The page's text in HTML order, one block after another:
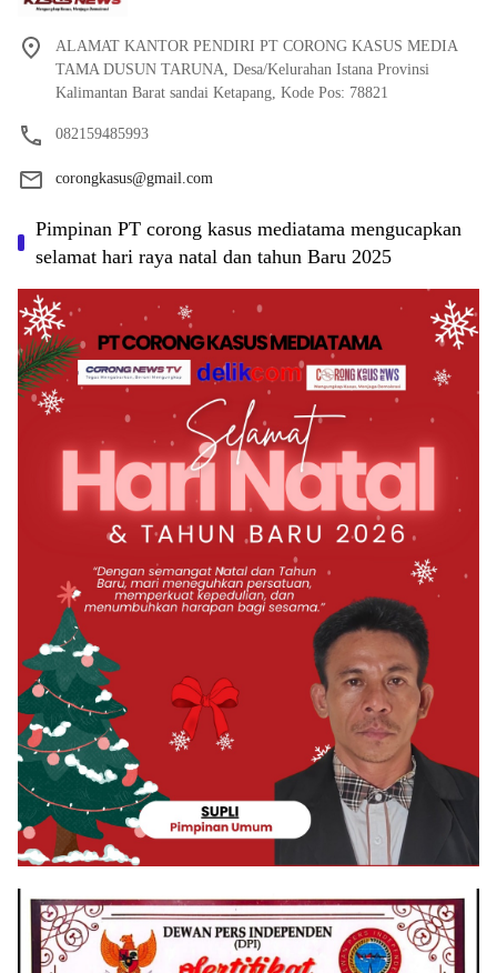
ALAMAT KANTOR PENDIRI PT CORONG KASUS MEDIA
TAMA DUSUN TARUNA, Desa/Kelurahan Istana Provinsi
Kalimantan Barat sandai Ketapang, Kode Pos: 78821
082159485993
corongkasus@gmail.com
Pimpinan PT corong kasus mediatama mengucapkan
selamat hari raya natal dan tahun Baru 2025